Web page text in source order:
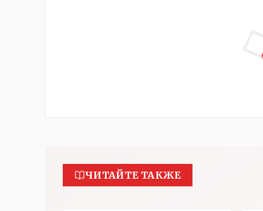
ЧИТАЙТЕ ТАКЖЕ